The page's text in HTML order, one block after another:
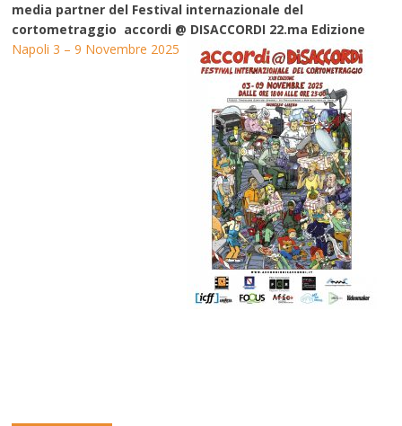
media partner del Festival internazionale del
cortometraggio accordi @ DISACCORDI 22.ma Edizione
Napoli 3 – 9 Novembre 2025